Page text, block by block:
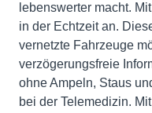
lebenswerter macht.
in der Echtzeit an.
vernetzte Fahrzeuge
verzögerungsfreie
ohne Ampeln, Staus
bei der Telemedizin.